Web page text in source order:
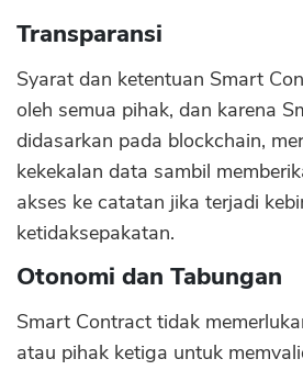
Transparansi
Syarat dan ketentuan Smart
oleh semua pihak, dan karena
didasarkan pada blockchain,
kekekalan data sambil
akses ke catatan jika terjadi
ketidaksepakatan.
Otonomi dan Tabungan
Smart Contract tidak
atau pihak ketiga untuk